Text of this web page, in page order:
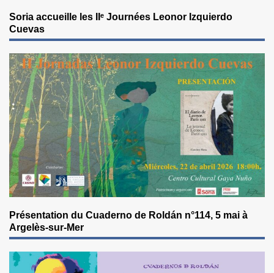
Soria accueille les IIᵉ Journées Leonor Izquierdo
Cuevas
Présentation du Cuaderno de Roldán n°114, 5 mai à
Argelès-sur-Mer